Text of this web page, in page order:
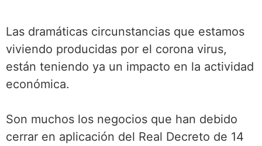
Las dramáticas circunstancias que estamos
viviendo producidas por el corona virus,
están teniendo ya un impacto en la actividad
económica.
Son muchos los negocios que han debido
cerrar en aplicación del Real Decreto de 14